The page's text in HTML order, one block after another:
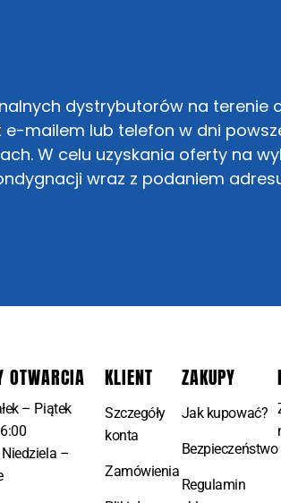
dystrybutorów na terenie
mailem lub telefon w dni
W celu uzyskania oferty na
wraz z podaniem
OTWARCIA
– Piątek
–
KLIENT
Szczegóły
konta
Zamówienia
ZAKUPY
Jak kupować?
Bezpieczeństwo
Regulamin